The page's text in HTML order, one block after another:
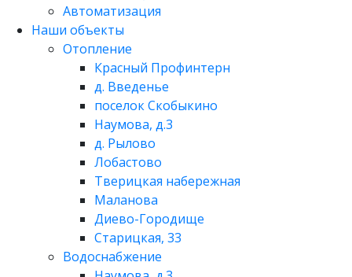
Автоматизация
Наши объекты
Отопление
Красный Профинтерн
д. Введенье
поселок Скобыкино
Наумова, д.3
д. Рылово
Лобастово
Тверицкая набережная
Маланова
Диево-Городище
Старицкая, 33
Водоснабжение